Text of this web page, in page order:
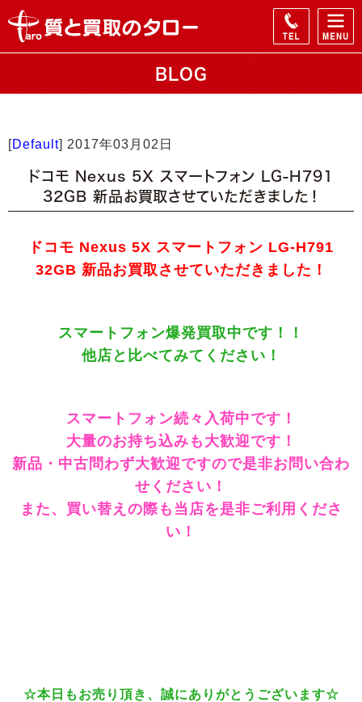
BLOG
[Default] 2017年03月02日
ドコモ Nexus 5X スマートフォン LG-H791
32GB 新品お買取させていただきました！
ドコモ Nexus 5X スマートフォン LG-H791
32GB 新品お買取させていただきました！
スマートフォン爆発買取中です！！
他店と比べてみてください！
スマートフォン続々入荷中です！
大量のお持ち込みも大歓迎です！
新品・中古問わず大歓迎ですので是非お問い合わ
せください！
また、買い替えの際も当店を是非ご利用くださ
い！
☆本日もお売り頂き、誠にありがとうございます☆